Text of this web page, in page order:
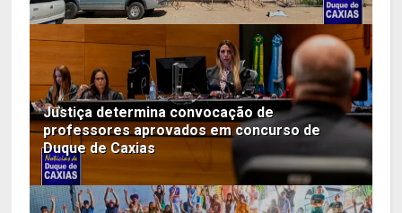
Justiça determina convocação de
professores aprovados em concurso de
Duque de Caxias